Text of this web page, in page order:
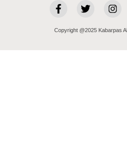
Copyright @2025 Kabarpas